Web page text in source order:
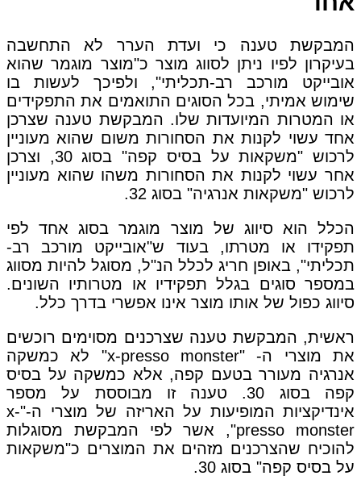
המבקשת טענה כי ועדת הערר לא התחשבה
בעיקרון לפיו ניתן לסווג מוצר כ"מוצר מוגמר שהוא
אובייקט מורכב רב-תכליתי", ולפיכך לעשות בו
שימוש אמיתי, בכל הסוגים התואמים את התפקידים
או המטרות המיועדות שלו. המבקשת טענה שצרכן
אחד עשוי לקנות את הסחורות משום שהוא מעוניין
לרכוש "משקאות על בסיס קפה" בסוג 30, וצרכן
אחר עשוי לקנות את הסחורות משהו שהוא מעוניין
לרכוש "משקאות אנרגיה" בסוג 32.
הכלל הוא סיווג של מוצר מוגמר בסוג אחד לפי
תפקידו או מטרתו, בעוד ש"אובייקט מורכב רב-
תכליתי", באופן חריג לכלל הנ"ל, מסוגל להיות מסווג
במספר סוגים בגלל תפקידיו או מטרותיו השונים.
סיווג כפול של אותו מוצר אינו אפשרי בדרך כלל.
ראשית, המבקשת טענה שצרכנים מסוימים רוכשים
את מוצרי ה- "x-presso monster" לא כמשקה
אנרגיה מעורר בטעם קפה, אלא כמשקה על בסיס
קפה בסוג 30. טענה זו מבוססת על מספר
אינדיקציות המופיעות על האריזה של מוצרי ה-"x-
presso monster", אשר לפי המבקשת מסוגלות
להוכיח שהצרכנים מזהים את המוצרים כ"משקאות
על בסיס קפה" בסוג 30.